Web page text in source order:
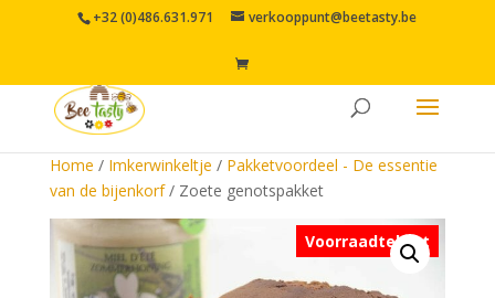
+32 (0)486.631.971 verkooppunt@beetasty.be
Home / Imkerwinkeltje / Pakketvoordeel - De essentie
van de bijenkorf/ Zoete genotspakket
Voorraadtekort